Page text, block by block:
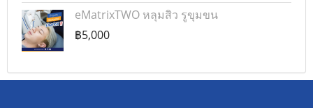
eMatrixTWO หลุมสิว รูขุมขน
฿5,000